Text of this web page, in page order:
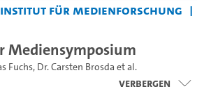
für Medienforschung
Mediensymposium
Fuchs, Dr. Carsten Brosda et al.
Verbergen